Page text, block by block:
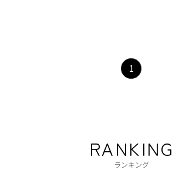
1
RANKING
ランキング